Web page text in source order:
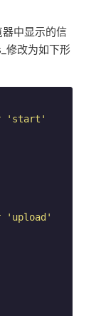
中显示的信
修改为如下形
'start'
'upload'